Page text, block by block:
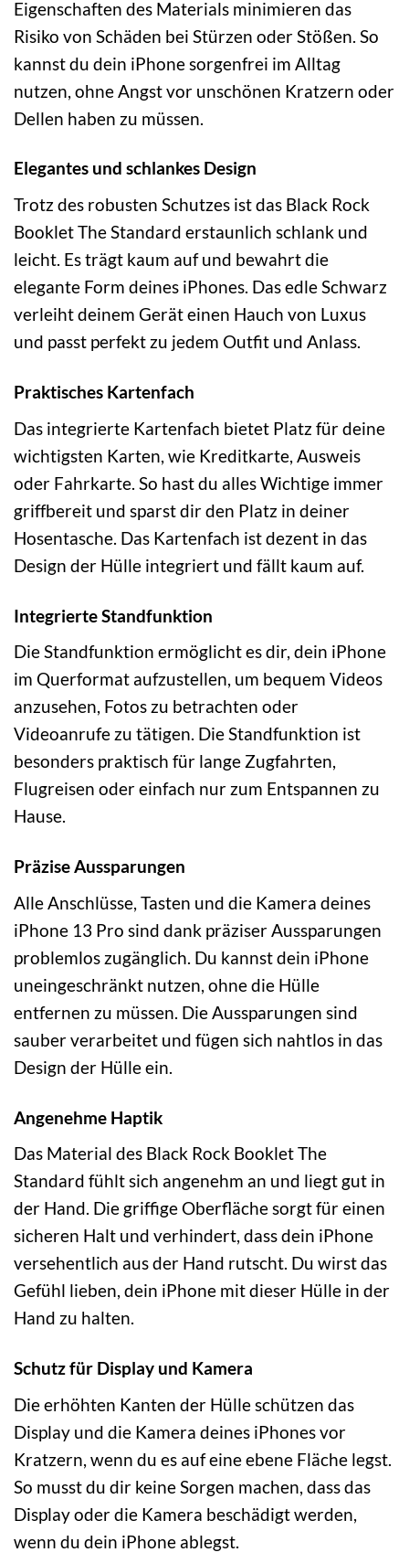
Eigenschaften des Materials minimieren das
Risiko von Schäden bei Stürzen oder Stößen. So
kannst du dein iPhone sorgenfrei im Alltag
nutzen, ohne Angst vor unschönen Kratzern oder
Dellen haben zu müssen.
Elegantes und schlankes Design
Trotz des robusten Schutzes ist das Black Rock
Booklet The Standard erstaunlich schlank und
leicht. Es trägt kaum auf und bewahrt die
elegante Form deines iPhones. Das edle Schwarz
verleiht deinem Gerät einen Hauch von Luxus
und passt perfekt zu jedem Outfit und Anlass.
Praktisches Kartenfach
Das integrierte Kartenfach bietet Platz für deine
wichtigsten Karten, wie Kreditkarte, Ausweis
oder Fahrkarte. So hast du alles Wichtige immer
griffbereit und sparst dir den Platz in deiner
Hosentasche. Das Kartenfach ist dezent in das
Design der Hülle integriert und fällt kaum auf.
Integrierte Standfunktion
Die Standfunktion ermöglicht es dir, dein iPhone
im Querformat aufzustellen, um bequem Videos
anzusehen, Fotos zu betrachten oder
Videoanrufe zu tätigen. Die Standfunktion ist
besonders praktisch für lange Zugfahrten,
Flugreisen oder einfach nur zum Entspannen zu
Hause.
Präzise Aussparungen
Alle Anschlüsse, Tasten und die Kamera deines
iPhone 13 Pro sind dank präziser Aussparungen
problemlos zugänglich. Du kannst dein iPhone
uneingeschränkt nutzen, ohne die Hülle
entfernen zu müssen. Die Aussparungen sind
sauber verarbeitet und fügen sich nahtlos in das
Design der Hülle ein.
Angenehme Haptik
Das Material des Black Rock Booklet The
Standard fühlt sich angenehm an und liegt gut in
der Hand. Die griffige Oberfläche sorgt für einen
sicheren Halt und verhindert, dass dein iPhone
versehentlich aus der Hand rutscht. Du wirst das
Gefühl lieben, dein iPhone mit dieser Hülle in der
Hand zu halten.
Schutz für Display und Kamera
Die erhöhten Kanten der Hülle schützen das
Display und die Kamera deines iPhones vor
Kratzern, wenn du es auf eine ebene Fläche legst.
So musst du dir keine Sorgen machen, dass das
Display oder die Kamera beschädigt werden,
wenn du dein iPhone ablegst.